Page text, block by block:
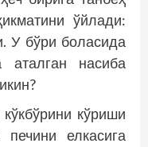
ўйлади:
У бўри боласида
аталган насиба
кўриши
елкасига